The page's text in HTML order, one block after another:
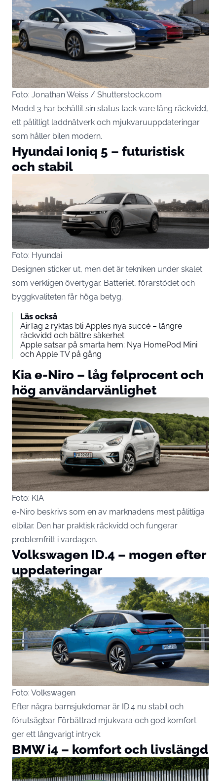
Foto: Jonathan Weiss / Shutterstock.com
Model 3 har behållit sin status tack vare lång räckvidd,
ett pålitligt laddnätverk och mjukvaruuppdateringar
som håller bilen modern.
Hyundai Ioniq 5 – futuristisk
och stabil
Foto: Hyundai
Designen sticker ut, men det är tekniken under skalet
som verkligen övertygar. Batteriet, förarstödet och
byggkvaliteten får höga betyg.
Läs också
AirTag 2 ryktas bli Apples nya succé – längre
räckvidd och bättre säkerhet
Apple satsar på smarta hem: Nya HomePod Mini
och Apple TV på gång
Kia e-Niro – låg felprocent och
hög användarvänlighet
Foto: KIA
e-Niro beskrivs som en av marknadens mest pålitliga
elbilar. Den har praktisk räckvidd och fungerar
problemfritt i vardagen.
Volkswagen ID.4 – mogen efter
uppdateringar
Foto: Volkswagen
Efter några barnsjukdomar är ID.4 nu stabil och
förutsägbar. Förbättrad mjukvara och god komfort
ger ett långvarigt intryck.
BMW i4 – komfort och livslängd